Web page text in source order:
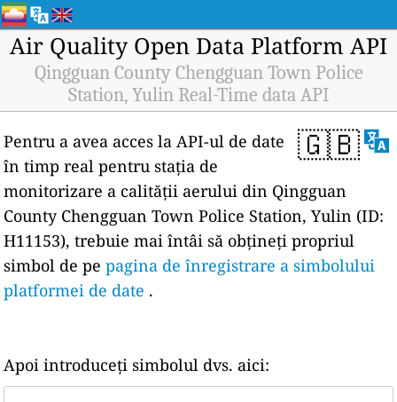
Air Quality Open Data Platform API
Qingguan County Chengguan Town Police
Station, Yulin Real-Time data API
🇬🇧
Pentru a avea acces la API-ul de date
în timp real pentru stația de
monitorizare a calității aerului din Qingguan
County Chengguan Town Police Station, Yulin (ID:
H11153), trebuie mai întâi să obțineți propriul
simbol de pepagina de înregistrare a simbolului
platformei de date .
Apoi introduceți simbolul dvs. aici: